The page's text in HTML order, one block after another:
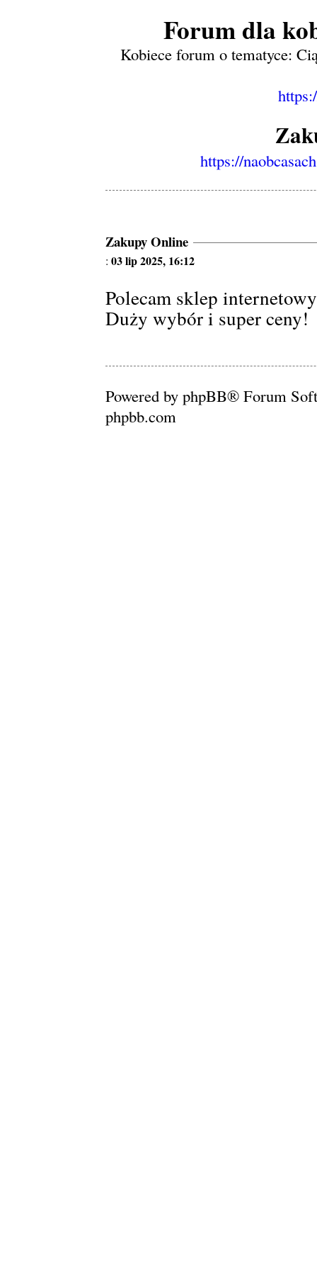
Forum dla
Kobiece forum o tematyce:
https://
Zakupy Online
:03 lip 2025, 16:12
Polecam sklep
Duży wybór i super ceny!
Powered by phpBB® Forum
phpbb.com